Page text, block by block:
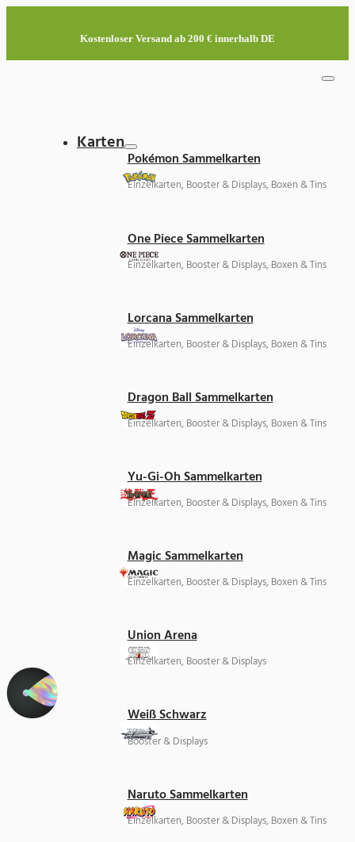
Kostenloser Versand ab 200 € innerhalb DE
Karten
Pokémon Sammelkarten
Einzelkarten, Booster & Displays, Boxen & Tins
One Piece Sammelkarten
Einzelkarten, Booster & Displays, Boxen & Tins
Lorcana Sammelkarten
Einzelkarten, Booster & Displays, Boxen & Tins
Dragon Ball Sammelkarten
Einzelkarten, Booster & Displays, Boxen & Tins
Yu-Gi-Oh Sammelkarten
Einzelkarten, Booster & Displays, Boxen & Tins
Magic Sammelkarten
Einzelkarten, Booster & Displays, Boxen & Tins
Union Arena
Einzelkarten, Booster & Displays
Weiß Schwarz
Booster & Displays
Naruto Sammelkarten
Einzelkarten, Booster & Displays, Boxen & Tins